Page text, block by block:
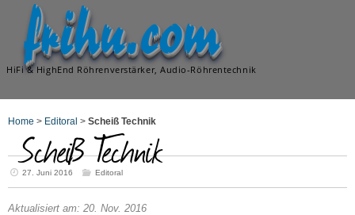
frihu.com
HiFi & HighEnd Röhrenverstärker, Audio-Röhrentechnik
Home > Editoral > Scheiß Technik
Scheiß Technik
27. Juni 2016 Editoral
Aktualisiert am: 20. Nov. 2016